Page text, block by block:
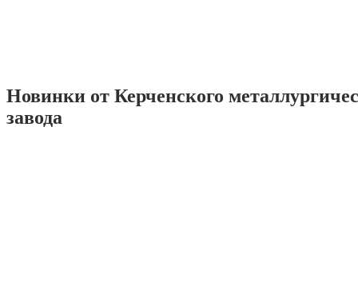
Новинки от Керченского
завода